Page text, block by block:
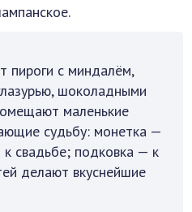
пироги с миндалём,
шоколадными
маленькие
судьбу: монетка —
к свадьбе; подковка — к
делают вкуснейшие